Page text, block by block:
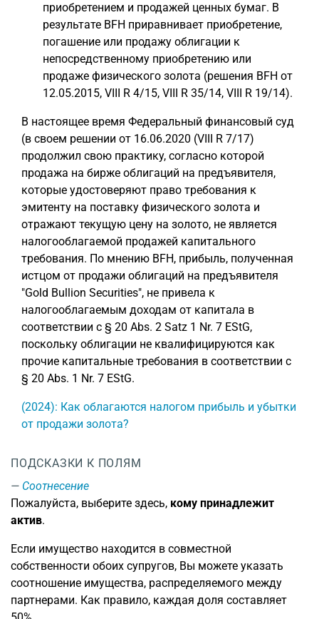
приобретением и продажей ценных бумаг. В
результате BFH приравнивает приобретение,
погашение или продажу облигации к
непосредственному приобретению или
продаже физического золота (решения BFH от
12.05.2015, VIII R 4/15, VIII R 35/14, VIII R 19/14).
В настоящее время Федеральный финансовый суд
(в своем решении от 16.06.2020 (VIII R 7/17)
продолжил свою практику, согласно которой
продажа на бирже облигаций на предъявителя,
которые удостоверяют право требования к
эмитенту на поставку физического золота и
отражают текущую цену на золото, не является
налогооблагаемой продажей капитального
требования. По мнению BFH, прибыль, полученная
истцом от продажи облигаций на предъявителя
"Gold Bullion Securities", не привела к
налогооблагаемым доходам от капитала в
соответствии с § 20 Abs. 2 Satz 1 Nr. 7 EStG,
поскольку облигации не квалифицируются как
прочие капитальные требования в соответствии с
§ 20 Abs. 1 Nr. 7 EStG.
(2024): Как облагаются налогом прибыль и убытки
от продажи золота?
ПОДСКАЗКИ К ПОЛЯМ
Соотнесение
Пожалуйста, выберите здесь, кому принадлежит
актив.
Если имущество находится в совместной
собственности обоих супругов, Вы можете указать
соотношение имущества, распределяемого между
партнерами. Как правило, каждая доля составляет